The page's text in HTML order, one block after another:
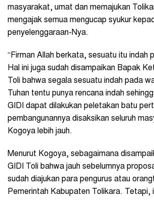
masyarakat, umat dan memajukan
mengajak semua mengucap syukur
penyelenggaraan-Nya.
“Firman Allah berkata, sesuatu itu indah
Hal ini juga sudah disampaikan Bapak
Toli bahwa segala sesuatu indah pada
Tuhan tentu punya rencana indah
GIDI dapat dilakukan peletakan batu
pembangunannya disaksikan seluruh
Kogoya lebih jauh.
Menurut Kogoya, sebagaimana
GIDI Toli bahwa jauh sebelumnya
sudah diajukan para pengurus atau
Pemerintah Kabupaten Tolikara. Tetapi,